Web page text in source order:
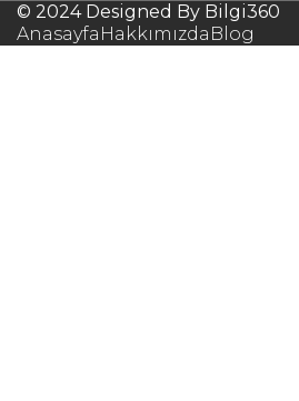
© 2024 Designed By Bilgi360
Anasayfa Hakkımızda Blog